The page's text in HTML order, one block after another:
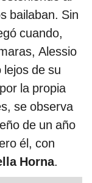
bailaban. Sin
cuando,
Alessio
de su
la propia
se observa
de un año
él, con
Horna.